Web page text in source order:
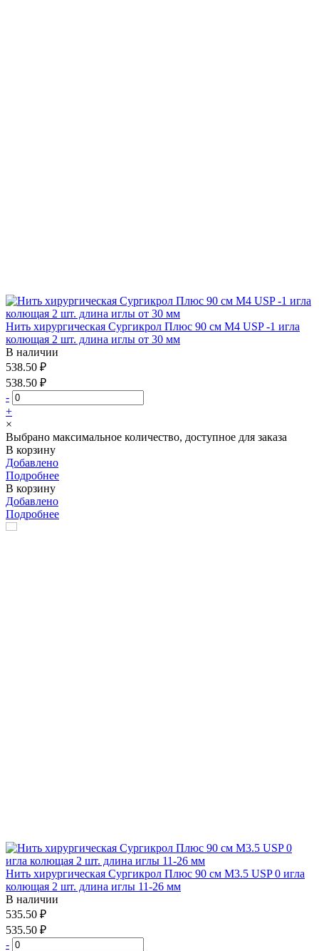
Нить хирургическая Сургикрол Плюс 90 см М4 USP -1 игла
колющая 2 шт. длина иглы от 30 мм
В наличии
538.50 ₽
538.50 ₽
-
+
×
Выбрано максимальное количество, доступное для заказа
В корзину
Добавлено
Подробнее
В корзину
Добавлено
Подробнее
Нить хирургическая Сургикрол Плюс 90 см М3.5 USP 0 игла
колющая 2 шт. длина иглы 11-26 мм
В наличии
535.50 ₽
535.50 ₽
-